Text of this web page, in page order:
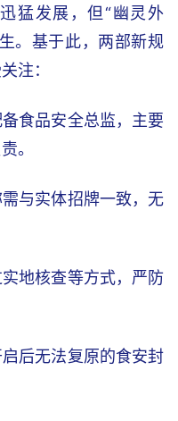
猛发展，但“幽灵外
。基于此，两部新规
注：
食品安全总监，主要
。
与实体招牌一致，无
地核查等方式，严防
后无法复原的食安封